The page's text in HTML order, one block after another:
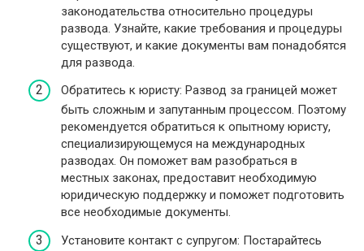
законодательства относительно процедуры
развода. Узнайте, какие требования и процедуры
существуют, и какие документы вам понадобятся
для развода.
Обратитесь к юристу: Развод за границей может
быть сложным и запутанным процессом. Поэтому
рекомендуется обратиться к опытному юристу,
специализирующемуся на международных
разводах. Он поможет вам разобраться в
местных законах, предоставит необходимую
юридическую поддержку и поможет подготовить
все необходимые документы.
Установите контакт с супругом: Постарайтесь